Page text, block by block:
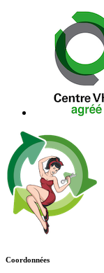
Coordonnées